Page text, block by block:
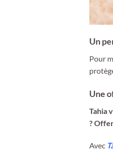
Un
Pour
Une
Tahia
?
Avec